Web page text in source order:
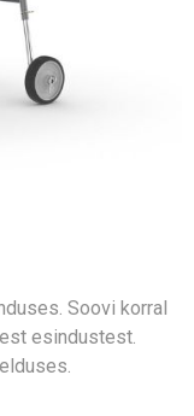
Soovi korral
esindustest.